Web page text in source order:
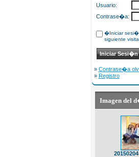
Usuario:
Contrase�a:
�Iniciar
siguiente
» Contrase�a
» Registro
Imagen del